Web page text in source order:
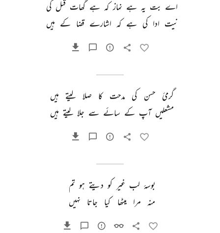
اے بت یہ ہے نماز کہ ہے گھات قتل کی
نیت ادا کی ہے کہ اشارے قضا کے ہیں
گرمیٔ حسن کی مدحت کا صلا لیتے ہیں
مشعلیں آپ کے سائے سے جلا لیتے ہیں
بوسۂ لب غیر کو دیتے ہو تم
منہ
مرا میٹھا کیا جاتا نہیں